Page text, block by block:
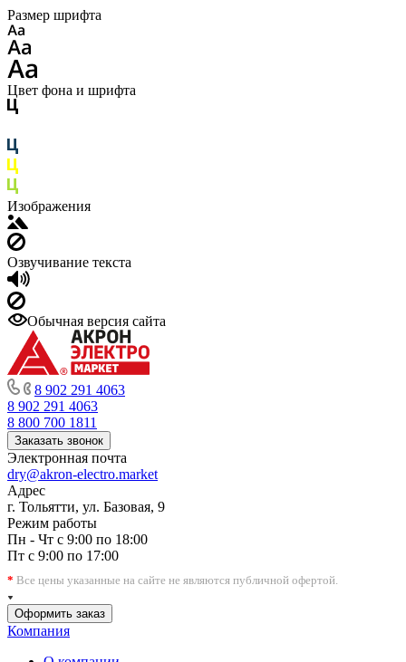
Размер шрифта
Цвет фона и шрифта
Изображения
Озвучивание текста
Обычная версия сайта
8 902 291 4063
8 902 291 4063
8 800 700 1811
Заказать звонок
Электронная почта
dry@akron-electro.market
Адрес
г. Тольятти, ул. Базовая, 9
Режим работы
Пн - Чт с 9:00 по 18:00
Пт с 9:00 по 17:00
* Все цены указанные на сайте не являются публичной офертой.
Оформить заказ
Компания